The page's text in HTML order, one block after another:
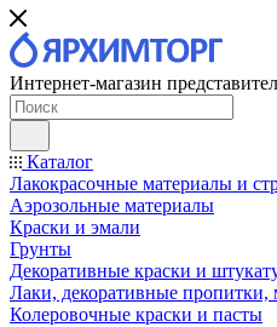
Интернет-магазин
Каталог
Лакокрасочные материалы и
Аэрозольные материалы
Краски и эмали
Грунты
Декоративные краски и
Лаки, декоративные пропитки,
Колеровочные краски и пасты